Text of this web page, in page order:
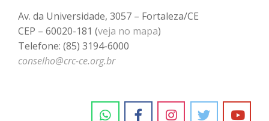
Av. da Universidade, 3057 – Fortaleza/CE
CEP – 60020-181 (veja no mapa)
Telefone: (85) 3194-6000
conselho@crc-ce.org.br